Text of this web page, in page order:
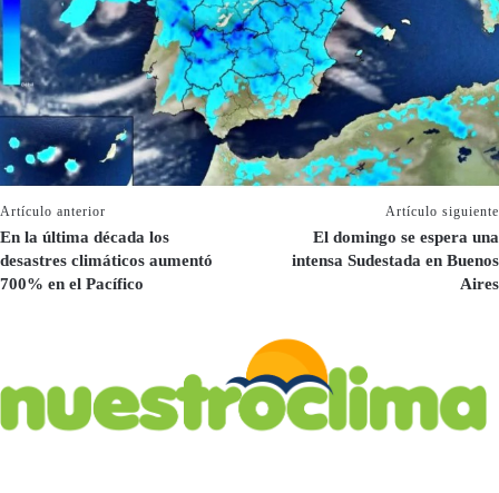
Artículo anterior
En la última década los
desastres climáticos aumentó
700% en el Pacífico
Artículo siguiente
El domingo se espera una
intensa Sudestada en Buenos
Aires